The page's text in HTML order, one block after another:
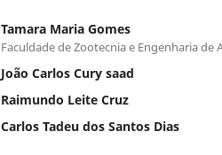
Tamara Maria Gomes
Faculdade de Zootecnia e Engenharia de
João Carlos Cury saad
Raimundo Leite Cruz
Carlos Tadeu dos Santos Dias